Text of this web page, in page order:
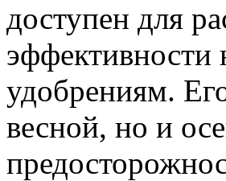
доступен для
эффективности
удобрениям.
весной, но и